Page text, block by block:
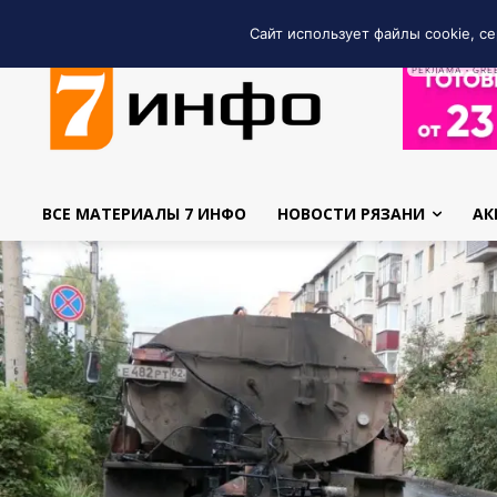
РЕКЛАМА •
ВСЕ МАТЕРИАЛЫ 7 ИНФО НОВОСТИ РЯЗАНИ
Сайт использует файлы cookie,